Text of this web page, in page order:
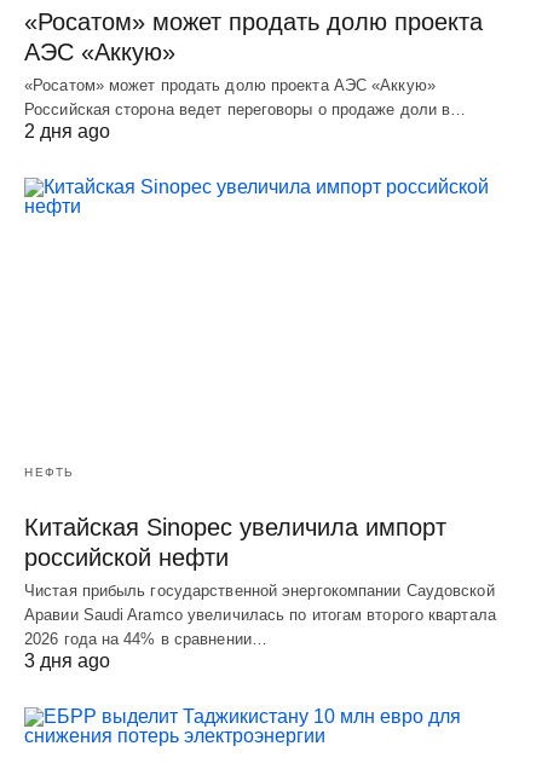
«Росатом» может продать долю проекта
АЭС «Аккую»
«Росатом» может продать долю проекта АЭС «Аккую»
Российская сторона ведет переговоры о продаже доли в…
2 дня ago
НЕФТЬ
Китайская Sinopec увеличила импорт
российской нефти
Чистая прибыль государственной энергокомпании Саудовской
Аравии Saudi Aramco увеличилась по итогам второго квартала
2026 года на 44% в сравнении…
3 дня ago